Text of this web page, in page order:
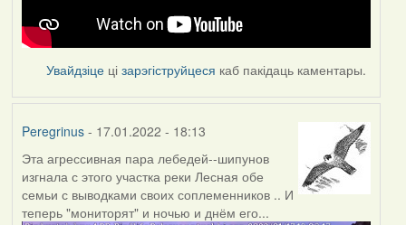
Увайдзіце цізарэгіструйцеся каб пакідаць каментары.
Peregrinus- 17.01.2022 - 18:13
Эта агрессивная пара лебедей--шипунов
изгнала с этого участка реки Лесная обе
семьи с выводками своих соплеменников .. И
теперь "мониторят" и ночью и днём его...